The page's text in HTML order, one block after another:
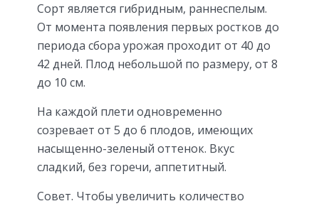
Сорт является гибридным, раннеспелым.
От момента появления первых ростков до
периода сбора урожая проходит от 40 до
42 дней. Плод небольшой по размеру, от 8
до 10 см.
На каждой плети одновременно
созревает от 5 до 6 плодов, имеющих
насыщенно-зеленый оттенок. Вкус
сладкий, без горечи, аппетитный.
Совет. Чтобы увеличить количество